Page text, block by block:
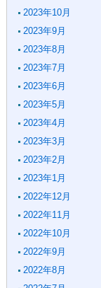
2023年10月
2023年9月
2023年8月
2023年7月
2023年6月
2023年5月
2023年4月
2023年3月
2023年2月
2023年1月
2022年12月
2022年11月
2022年10月
2022年9月
2022年8月